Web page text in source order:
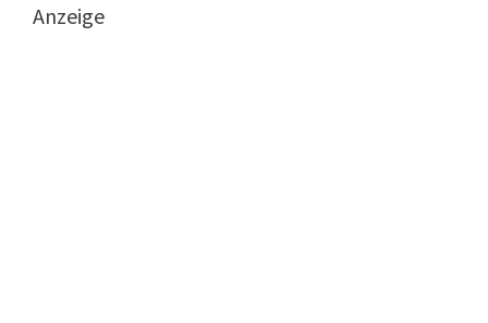
Anzeige